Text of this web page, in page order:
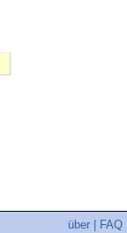
über FAQ